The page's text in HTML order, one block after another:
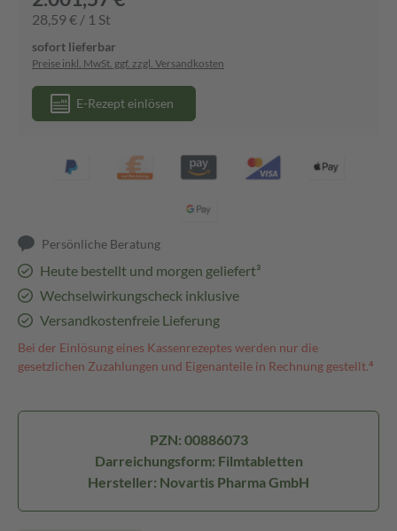
28,59 € / 1 St
sofort lieferbar
Preise inkl. MwSt. ggf. zzgl. Versandkosten
E-Rezept einlösen
Persönliche Beratung
Heute bestellt und morgen geliefert³
Wechselwirkungscheck inklusive
Versandkostenfreie Lieferung
Bei der Einlösung eines Kassenrezeptes werden nur die
gesetzlichen Zuzahlungen und Eigenanteile in Rechnung gestellt.⁴
PZN: 00886073
Darreichungsform: Filmtabletten
Hersteller: Novartis Pharma GmbH